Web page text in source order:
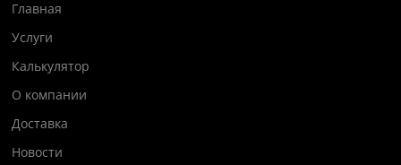
Главная
Услуги
Калькулятор
О компании
Доставка
Новости